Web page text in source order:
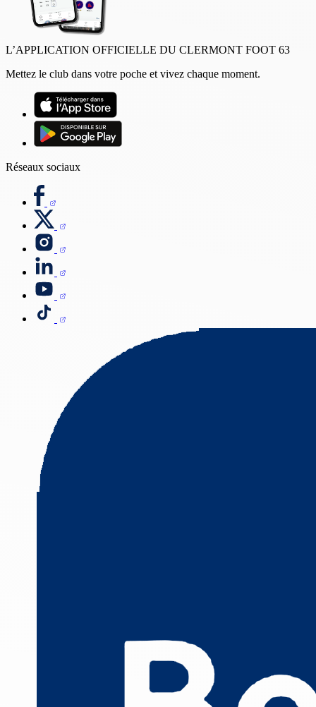
L’APPLICATION OFFICIELLE DU CLERMONT FOOT 63
Mettez le club dans votre poche et vivez chaque moment.
Réseaux sociaux